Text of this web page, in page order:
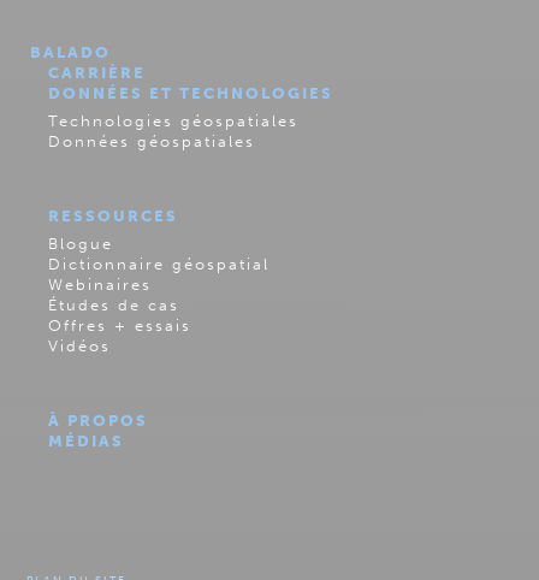
BALADO
CARRIÈRE
DONNÉES ET TECHNOLOGIES
Technologies géospatiales
Données géospatiales
RESSOURCES
Blogue
Dictionnaire géospatial
Webinaires
Études de cas
Offres + essais
Vidéos
À PROPOS
MÉDIAS